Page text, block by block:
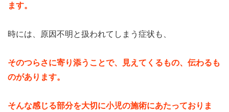
ます。
時には、原因不明と扱われてしまう症状も、
そのつらさに寄り添うことで、見えてくるもの、伝わるも
のがあります。
そんな感じる部分を大切に小児の施術にあたっておりま